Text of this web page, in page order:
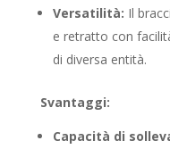
Versatilità: Il
e retratto con
di diversa entità.
Svantaggi:
Capacità di